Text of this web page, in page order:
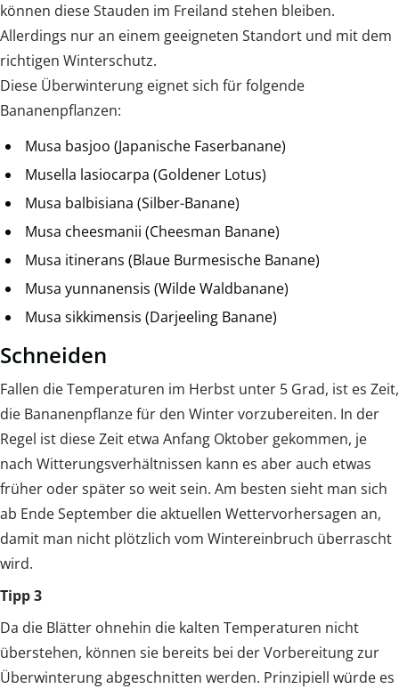
können diese Stauden im Freiland stehen bleiben.
Allerdings nur an einem geeigneten Standort und mit dem
richtigen Winterschutz.
Diese Überwinterung eignet sich für folgende
Bananenpflanzen:
Musa basjoo (Japanische Faserbanane)
Musella lasiocarpa (Goldener Lotus)
Musa balbisiana (Silber-Banane)
Musa cheesmanii (Cheesman Banane)
Musa itinerans (Blaue Burmesische Banane)
Musa yunnanensis (Wilde Waldbanane)
Musa sikkimensis (Darjeeling Banane)
Schneiden
Fallen die Temperaturen im Herbst unter 5 Grad, ist es Zeit,
die Bananenpflanze für den Winter vorzubereiten. In der
Regel ist diese Zeit etwa Anfang Oktober gekommen, je
nach Witterungsverhältnissen kann es aber auch etwas
früher oder später so weit sein. Am besten sieht man sich
ab Ende September die aktuellen Wettervorhersagen an,
damit man nicht plötzlich vom Wintereinbruch überrascht
wird.
Tipp 3
Da die Blätter ohnehin die kalten Temperaturen nicht
überstehen, können sie bereits bei der Vorbereitung zur
Überwinterung abgeschnitten werden. Prinzipiell würde es